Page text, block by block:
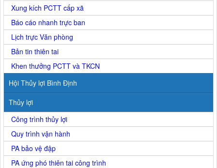
Xung kích PCTT cấp xã
Báo cáo nhanh trực ban
Lịch trực Văn phòng
Bản tin thiên tai
Khen thưởng PCTT và TKCN
Hội Thủy lợi Bình Định
Thủy lợi
Công trình thủy lợi
Quy trình vận hành
PA bảo vệ đập
PA ứng phó thiên tai công trình